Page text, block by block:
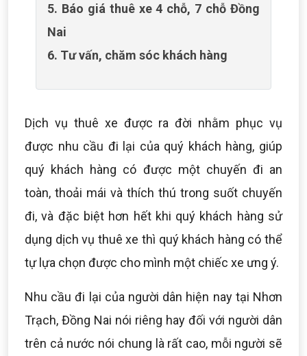
5. Báo giá thuê xe 4 chỗ, 7 chỗ Đồng
Nai
6. Tư vấn, chăm sóc khách hàng
Dịch vụ thuê xe được ra đời nhằm phục vụ
được nhu cầu đi lại của quý khách hàng, giúp
quý khách hàng có được một chuyến đi an
toàn, thoải mái và thích thú trong suốt chuyến
đi, và đặc biệt hơn hết khi quý khách hàng sử
dụng dịch vụ thuê xe thì quý khách hàng có thể
tự lựa chọn được cho mình một chiếc xe ưng ý.
Nhu cầu đi lại của người dân hiện nay tại Nhơn
Trạch, Đồng Nai nói riêng hay đối với người dân
trên cả nước nói chung là rất cao, mỗi người sẽ